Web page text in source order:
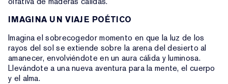
IMAGINA UN VIAJE POÉTICO
Imagina el sobrecogedor momento en que la luz de los
rayos del sol se extiende sobre la arena del desierto al
amanecer, envolviéndote en un aura cálida y luminosa.
Llevándote a una nueva aventura para la mente, el cuerpo
y el alma.